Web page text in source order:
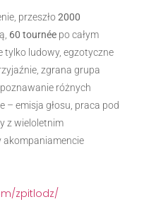
przeszło2000
60 tournée po całym
tylko ludowy, egzotyczne
zgrana grupa
różnych
– emisja głosu, praca pod
z wieloletnim
akompaniamencie
zpitlodz/